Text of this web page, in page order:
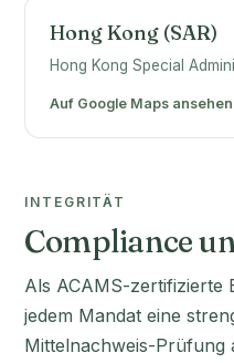
Hong Kong (SAR)
Hong Kong Special
Auf Google Maps
INTEGRITÄT
Compliance
Als ACAMS-zertifizierte
jedem Mandat eine
Mittelnachweis-Prüfung